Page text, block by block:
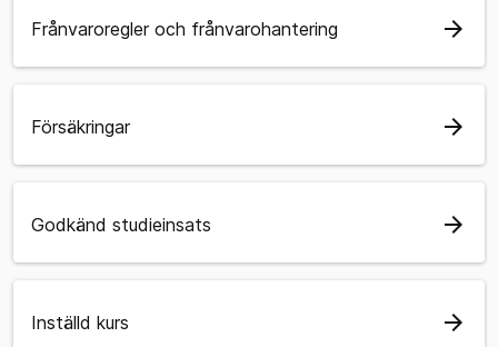
Frånvaroregler och frånvarohantering arrow_forward
Försäkringar arrow_forward
Godkänd studieinsats arrow_forward
Inställd kurs arrow_forward